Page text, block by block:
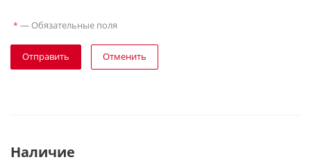
* — Обязательные поля
Отправить Отменить
Наличие